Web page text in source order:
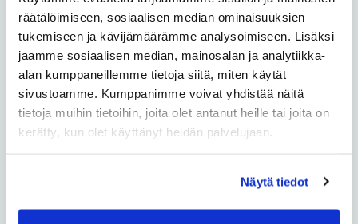
räätälöimiseen, sosiaalisen median ominaisuuksien
tukemiseen ja kävijämäärämme analysoimiseen. Lisäksi
jaamme sosiaalisen median, mainosalan ja analytiikka-
alan kumppaneillemme tietoja siitä, miten käytät
sivustoamme. Kumppanimme voivat yhdistää näitä
tietoja muihin tietoihin, joita olet antanut heille tai joita on
kerätty, kun olet käyttänyt heidän palvelujaan.
Näytä tiedot
Huonesuo
Hönttämäki
Höyhtyä